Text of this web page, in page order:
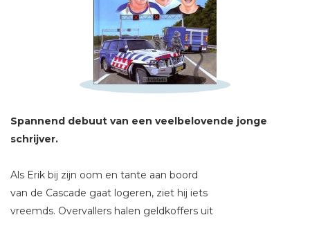
Spannend debuut van een veelbelovende jonge
schrijver.
Als Erik bij zijn oom en tante aan boord
van de Cascade gaat logeren, ziet hij iets
vreemds. Overvallers halen geldkoffers uit
Schrijf hieronder je review!
Bericht *